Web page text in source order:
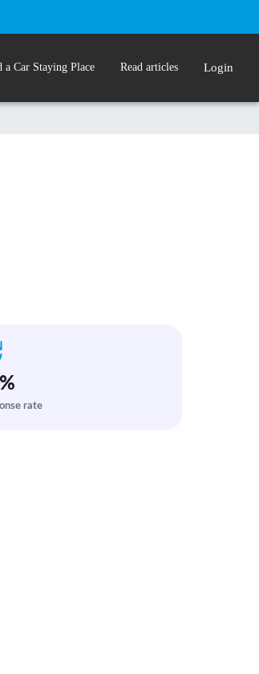
a Car Staying Place Read articles Login
%
rate